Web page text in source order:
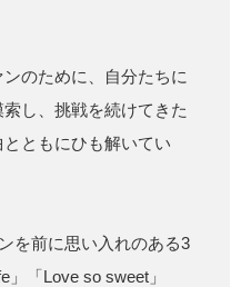
のために、自分たちに
し、挑戦を続けてきた
ともにひも解いてい
を前に思い入れのある3
「Love so sweet」